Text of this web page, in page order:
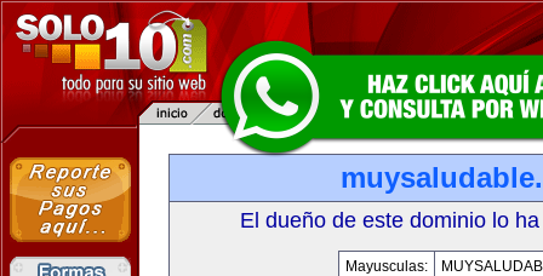
El dueño de este dominio lo
Mayusculas: